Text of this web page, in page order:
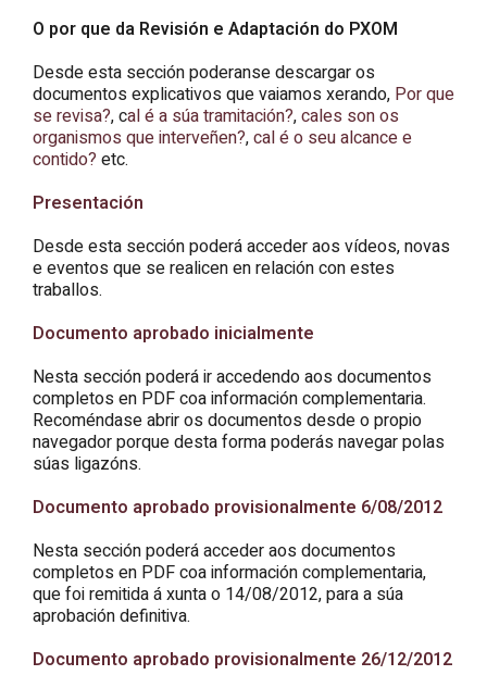
O por que da Revisión e Adaptación do PXOM
Desde esta sección poderanse descargar os
documentos explicativos que vaiamos xerando, Por que
se revisa?, cal é a súa tramitación?,cales son os
organismos que interveñen?,cal é o seu alcance e
contido? etc.
Presentación
Desde esta sección poderá acceder aos vídeos, novas
e eventos que se realicen en relación con estes
traballos.
Documento aprobado inicialmente
Nesta sección poderá ir accedendo aos documentos
completos en PDF coa información complementaria.
Recoméndase abrir os documentos desde o propio
navegador porque desta forma poderás navegar polas
súas ligazóns.
Documento aprobado provisionalmente 6/08/2012
Nesta sección poderá acceder aos documentos
completos en PDF coa información complementaria,
que foi remitida á xunta o 14/08/2012, para a súa
aprobación definitiva.
Documento aprobado provisionalmente 26/12/2012